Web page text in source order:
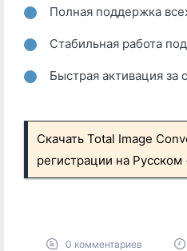
Полная поддержка
Стабильная работа
Быстрая активация
Скачать Total Image
регистрации на Русском
0 комментариев